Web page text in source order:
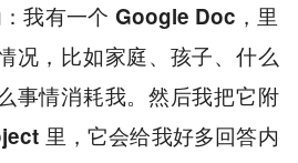
我有一个 Google Doc，里
况，比如家庭、孩子、什么
事情消耗我。然后我把它附
里，它会给我好多回答内